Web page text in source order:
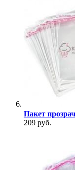
Пакет
209 руб.